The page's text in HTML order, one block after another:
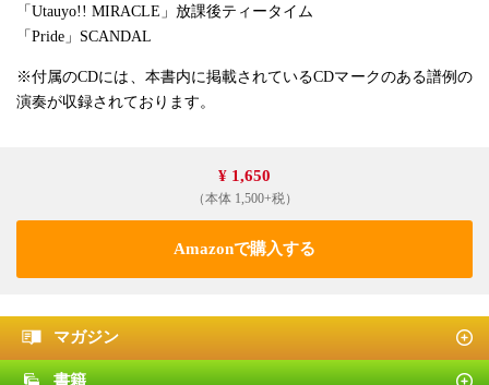
「Utauyo!! MIRACLE」放課後ティータイム
「Pride」SCANDAL
※付属のCDには、本書内に掲載されているCDマークのある譜例の
演奏が収録されております。
¥ 1,650
（本体 1,500+税）
Amazonで購入する
マガジン
書籍